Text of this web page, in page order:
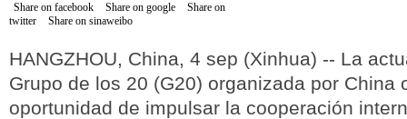
Share on facebook Share on google
Share on
twitter
Share on sinaweibo
HANGZHOU, China, 4 sep (Xinhua) -- La
Grupo de los 20 (G20) organizada por China
oportunidad de impulsar la cooperación